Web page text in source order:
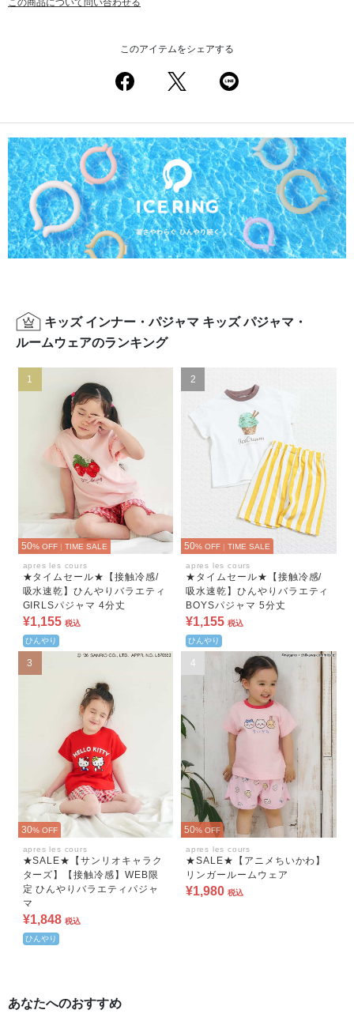
この商品について問い合わせる
このアイテムをシェアする
キッズ インナー・パジャマ キッズ パジャマ・
ルームウェアのランキング
1
50% OFF | TIME SALE
apres les cours
★タイムセール★【接触冷感/
吸水速乾】ひんやりバラエティ
GIRLSパジャマ 4分丈
¥1,155 税込
ひんやり
2
50% OFF | TIME SALE
apres les cours
★タイムセール★【接触冷感/
吸水速乾】ひんやりバラエティ
BOYSパジャマ 5分丈
¥1,155 税込
ひんやり
3
30% OFF
apres les cours
★SALE★【サンリオキャラク
ターズ】【接触冷感】WEB限
定 ひんやりバラエティパジャ
マ
¥1,848 税込
ひんやり
4
50% OFF
apres les cours
★SALE★【アニメちいかわ】
リンガールームウェア
¥1,980 税込
あなたへのおすすめ